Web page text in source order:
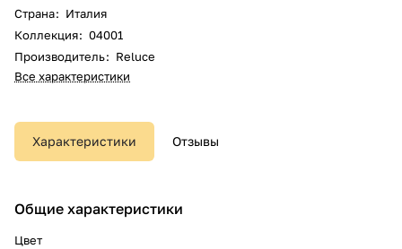
Страна: Италия
Коллекция: 04001
Производитель: Reluce
Все характеристики
Характеристики Отзывы
Общие характеристики
Цвет